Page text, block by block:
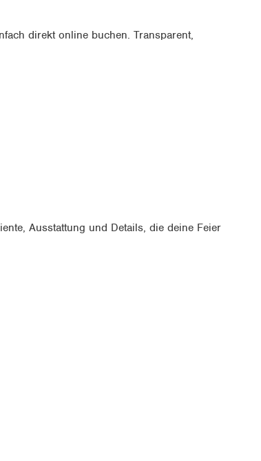
direkt online buchen. Transparent,
Ausstattung und Details, die deine Feier